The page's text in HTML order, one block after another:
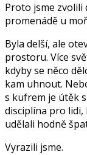
Proto jsme zvolili
promenádě u
Byla delší, ale
prostoru. Více
kdyby se něco
kam uhnout.
s kufrem je útěk
disciplína pro
udělali hodně
Vyrazili jsme.